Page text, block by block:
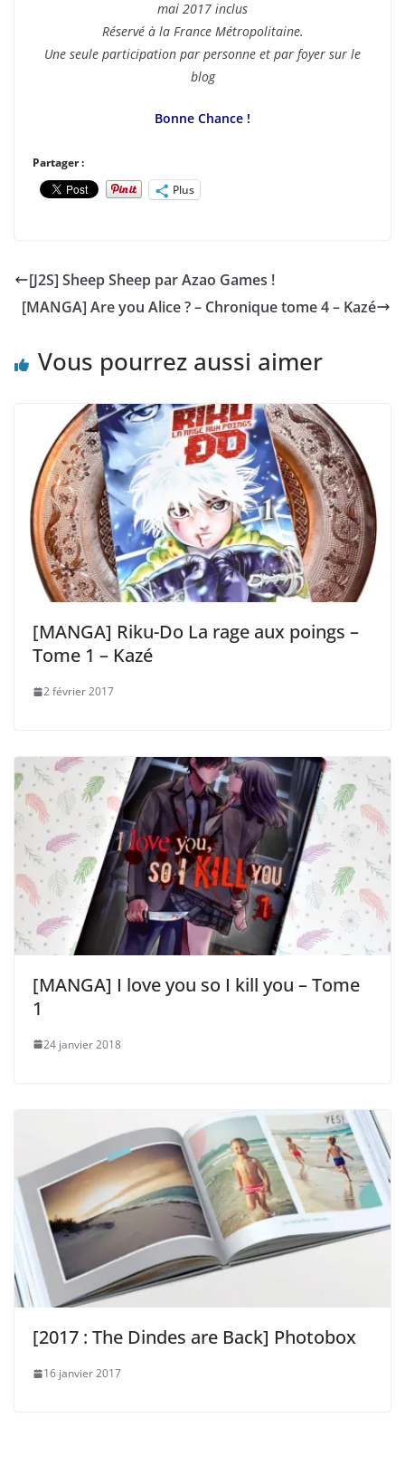
mai 2017 inclus
Réservé à la France Métropolitaine.
Une seule participation par personne et par foyer sur le
blog
Bonne Chance !
Partager :
Plus
[J2S] Sheep Sheep par Azao Games !
[MANGA] Are you Alice ? – Chronique tome 4 – Kazé
Vous pourrez aussi aimer
[MANGA] Riku-Do La rage aux poings –
Tome 1 – Kazé
2 février 2017
[MANGA] I love you so I kill you – Tome
1
24 janvier 2018
[2017 : The Dindes are Back] Photobox
16 janvier 2017